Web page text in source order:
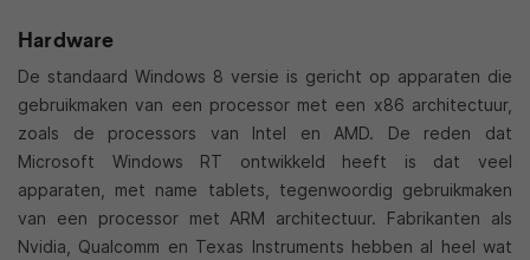
Hardware
De standaard Windows 8 versie is gericht op apparaten die
gebruikmaken van een processor met een x86 architectuur,
zoals de processors van Intel en AMD. De reden dat
Microsoft Windows RT ontwikkeld heeft is dat veel
apparaten, met name tablets, tegenwoordig gebruikmaken
van een processor met ARM architectuur. Fabrikanten als
Nvidia, Qualcomm en Texas Instruments hebben al heel wat